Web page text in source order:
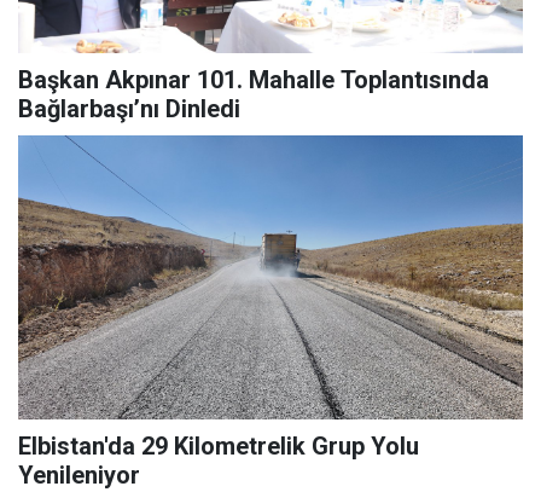
Başkan Akpınar 101. Mahalle Toplantısında
Bağlarbaşı’nı Dinledi
Elbistan'da 29 Kilometrelik Grup Yolu
Yenileniyor